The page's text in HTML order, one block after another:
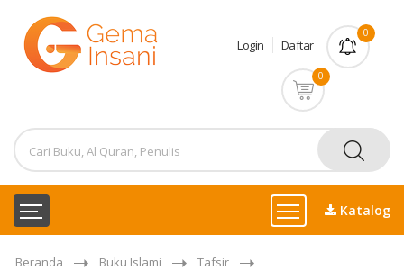
Login Daftar
0
0
Katalog
Beranda Buku Islami
Tafsir